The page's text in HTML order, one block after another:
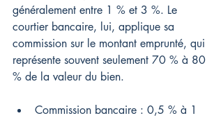
généralement entre 1 % et 3 %. Le
courtier bancaire, lui, applique sa
commission sur le montant emprunté, qui
représente souvent seulement 70 % à 80
% de la valeur du bien.
Commission bancaire : 0,5 % à 1